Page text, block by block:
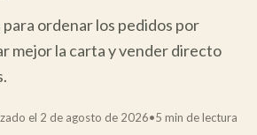
ordenar los pedidos por
mejor la carta y vender directo
el 2 de agosto de 2026•5 min de lectura